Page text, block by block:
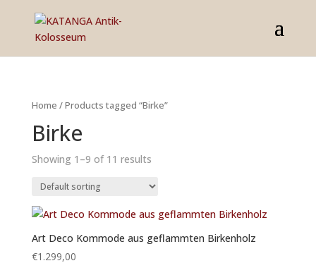
Home / Products tagged “Birke”
Birke
Showing 1–9 of 11 results
Art Deco Kommode aus geflammten Birkenholz
€1.299,00